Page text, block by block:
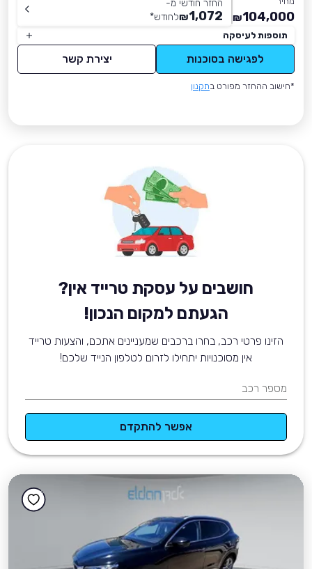
104,000
₪
החזר חודשי מ-
1,072
₪לחודש*
תוספות לעיסקה
לפגישה בסוכנות יצירת קשר
*חישוב ההחזר מפורט בתקנון
חושבים על עסקת טרייד אין?
הגעתם למקום הנכון!
הזינו פרטי רכב, בחרו ברכבים שמעניינים אתכם, והצעות טרייד
אין מסוכנויות יתחילו לזרום לטלפון הנייד שלכם!
מספר רכב
אפשר להתקדם